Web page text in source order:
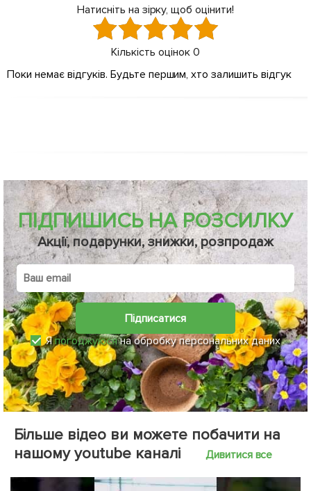
Натисніть на зірку, щоб оцінити!
Кількість оцінок 0
Поки немає відгуків. Будьте першим, хто залишить відгук
ПІДПИШИСЬ НА РОЗСИЛКУ
Акції, подарунки, знижки, розпродаж
Підписатися
Япогоджуюсяна обробку персональних даних
Більше відео ви можете побачити на
нашому youtube каналі
Дивитися все